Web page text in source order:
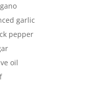
garlic
pepper
oil